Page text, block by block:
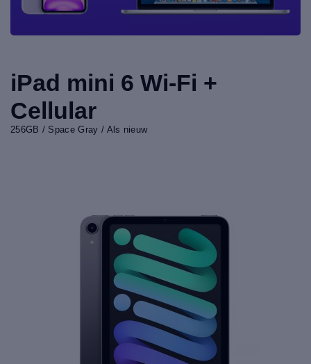
iPad mini 6 Wi-Fi +
Cellular
256GB / Space Gray / Als nieuw